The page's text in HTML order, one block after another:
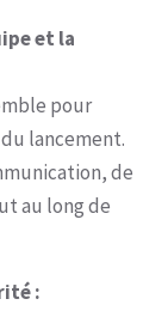
et la
pour
lancement.
de
au long de
: